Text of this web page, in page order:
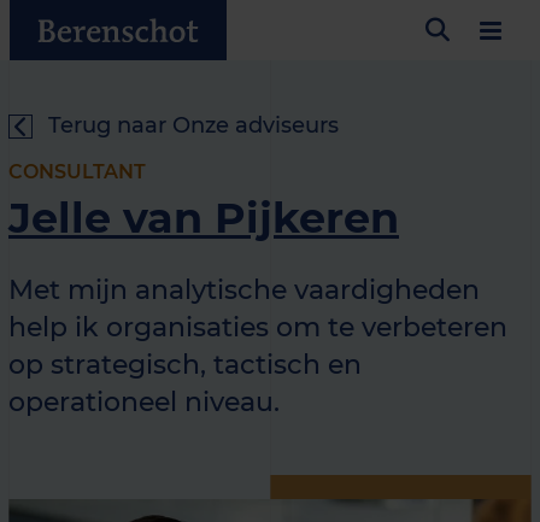
Terug naar Onze adviseurs
CONSULTANT
Jelle van Pijkeren
Met mijn analytische vaardigheden
help ik organisaties om te verbeteren
op strategisch, tactisch en
operationeel niveau.